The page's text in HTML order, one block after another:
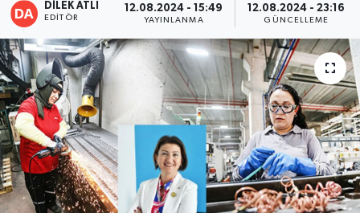
DİLEK ATLI
EDITÖR
12.08.2024 - 15:49
YAYINLANMA
12.08.2024 - 23:16
GÜNCELLEME